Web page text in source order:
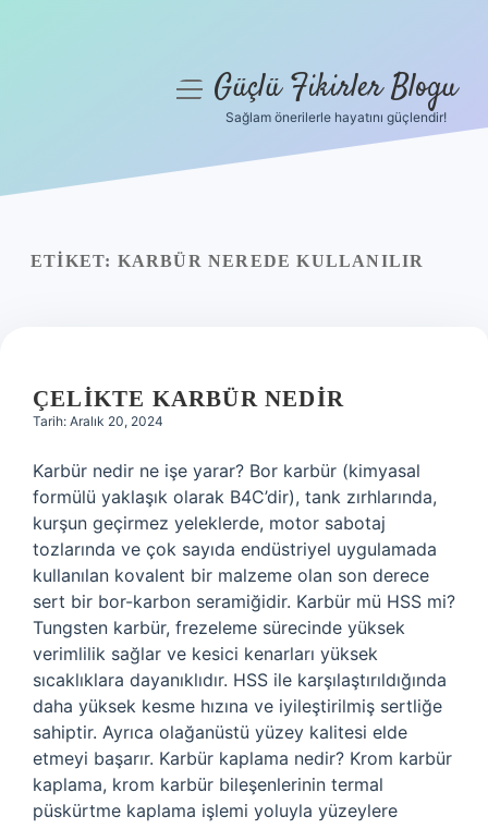
Yasal Uyarı
menüyüGüçlü Fikirler Blogu
Sağlam önerilerle hayatını güçlendir!
ETIKET: KARBÜR NEREDE KULLANILIR
ÇELIKTE KARBÜR NEDIR
Tarih: Aralık 20, 2024
Karbür nedir ne işe yarar? Bor karbür (kimyasal
formülü yaklaşık olarak B4C’dir), tank zırhlarında,
kurşun geçirmez yeleklerde, motor sabotaj
tozlarında ve çok sayıda endüstriyel uygulamada
kullanılan kovalent bir malzeme olan son derece
sert bir bor-karbon seramiğidir. Karbür mü HSS mi?
Tungsten karbür, frezeleme sürecinde yüksek
verimlilik sağlar ve kesici kenarları yüksek
sıcaklıklara dayanıklıdır. HSS ile karşılaştırıldığında
daha yüksek kesme hızına ve iyileştirilmiş sertliğe
sahiptir. Ayrıca olağanüstü yüzey kalitesi elde
etmeyi başarır. Karbür kaplama nedir? Krom karbür
kaplama, krom karbür bileşenlerinin termal
püskürtme kaplama işlemi yoluyla yüzeylere